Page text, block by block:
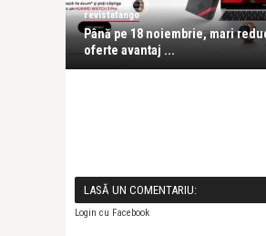
revistatango
Până pe 18 noiembrie, mari
oferte avantaj ...
LASĂ UN COMENTARIU:
Login cu Facebook